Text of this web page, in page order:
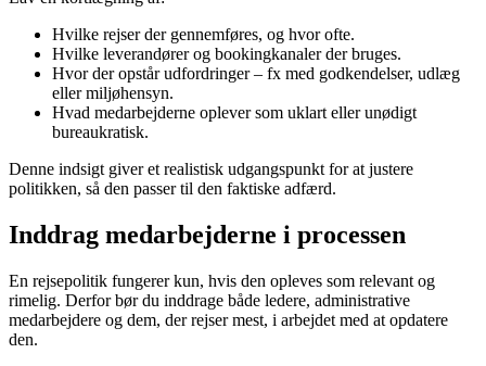
Hvilke rejser der gennemføres, og hvor ofte.
Hvilke leverandører og bookingkanaler der bruges.
Hvor der opstår udfordringer – fx med godkendelser, udlæg
eller miljøhensyn.
Hvad medarbejderne oplever som uklart eller unødigt
bureaukratisk.
Denne indsigt giver et realistisk udgangspunkt for at justere
politikken, så den passer til den faktiske adfærd.
Inddrag medarbejderne i processen
En rejsepolitik fungerer kun, hvis den opleves som relevant og
rimelig. Derfor bør du inddrage både ledere, administrative
medarbejdere og dem, der rejser mest, i arbejdet med at opdatere
den.